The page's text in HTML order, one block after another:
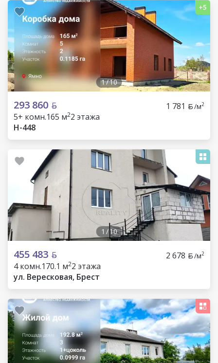
1/10
293 860 1 781 /м2
5+ комн.165 м22 этажа
Н-448
1 /10
455 483 2 678 /м2
4 комн.170.1 м22 этажа
ул. Вересковая, Брест